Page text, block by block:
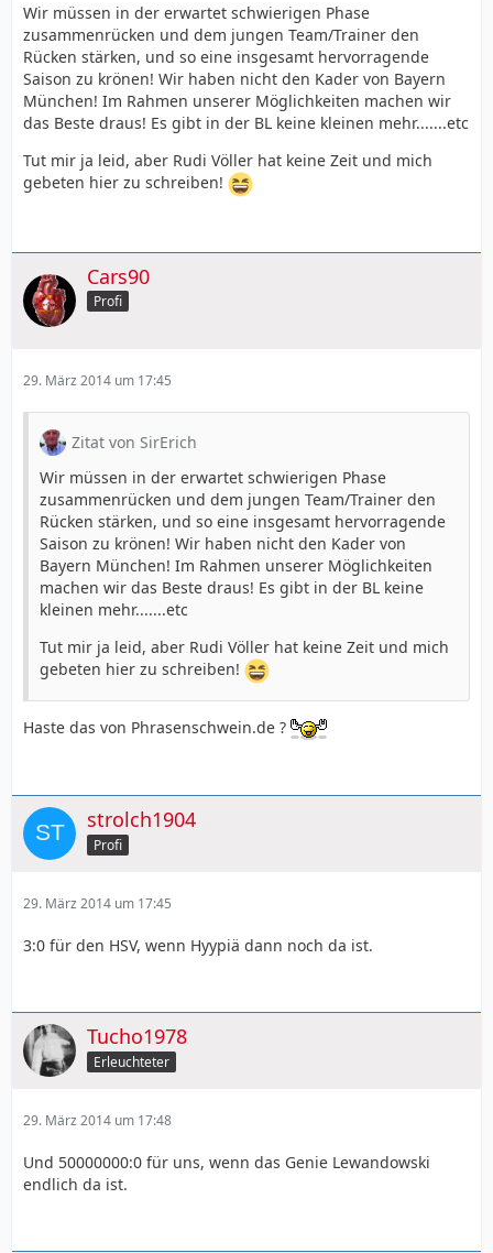
Wir müssen in der erwartet schwierigen Phase
zusammenrücken und dem jungen Team/Trainer den
Rücken stärken, und so eine insgesamt hervorragende
Saison zu krönen! Wir haben nicht den Kader von Bayern
München! Im Rahmen unserer Möglichkeiten machen wir
das Beste draus! Es gibt in der BL keine kleinen mehr.......etc
Tut mir ja leid, aber Rudi Völler hat keine Zeit und mich
gebeten hier zu schreiben!
Cars90
Profi
29. März 2014 um 17:45
Zitat von SirErich
Wir müssen in der erwartet schwierigen Phase
zusammenrücken und dem jungen Team/Trainer den
Rücken stärken, und so eine insgesamt hervorragende
Saison zu krönen! Wir haben nicht den Kader von
Bayern München! Im Rahmen unserer Möglichkeiten
machen wir das Beste draus! Es gibt in der BL keine
kleinen mehr.......etc
Tut mir ja leid, aber Rudi Völler hat keine Zeit und mich
gebeten hier zu schreiben!
Haste das von Phrasenschwein.de ?
strolch1904
Profi
29. März 2014 um 17:45
3:0 für den HSV, wenn Hyypiä dann noch da ist.
Tucho1978
Erleuchteter
29. März 2014 um 17:48
Und 50000000:0 für uns, wenn das Genie Lewandowski
endlich da ist.